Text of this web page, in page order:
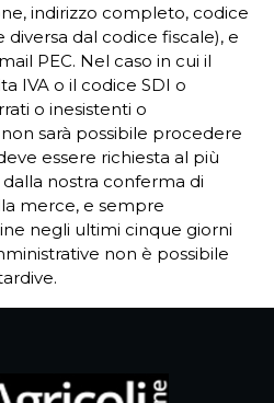
indirizzo completo, codice
diversa dal codice fiscale), e
PEC. Nel caso in cui il
IVA o il codice SDI o
o inesistenti o
sarà possibile procedere
essere richiesta al più
nostra conferma di
merce, e sempre
negli ultimi cinque giorni
non è possibile